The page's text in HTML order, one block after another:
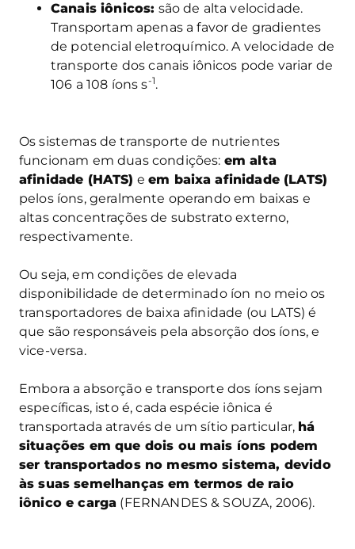
Canais iônicos: são de alta velocidade.
Transportam apenas a favor de gradientes
de potencial eletroquímico. A velocidade de
transporte dos canais iônicos pode variar de
106 a 108 íons s-1.
Os sistemas de transporte de nutrientes
funcionam em duas condições: em alta
afinidade (HATS) eem baixa afinidade (LATS)
pelos íons, geralmente operando em baixas e
altas concentrações de substrato externo,
respectivamente.
Ou seja, em condições de elevada
disponibilidade de determinado íon no meio os
transportadores de baixa afinidade (ou LATS) é
que são responsáveis pela absorção dos íons, e
vice-versa.
Embora a absorção e transporte dos íons sejam
específicas, isto é, cada espécie iônica é
transportada através de um sítio particular, há
situações em que dois ou mais íons podem
ser transportados no mesmo sistema, devido
às suas semelhanças em termos de raio
iônico e carga (FERNANDES & SOUZA, 2006).